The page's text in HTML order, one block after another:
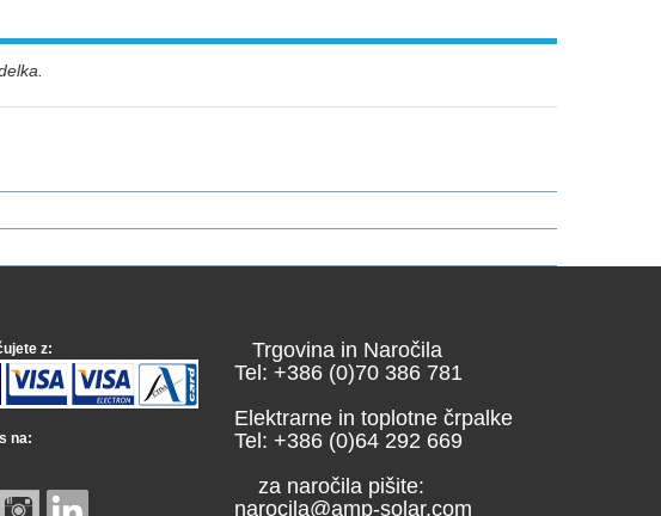
z:
na:
Trgovina in Naročila
Tel: +386 (0)70 386 781
Elektrarne in toplotne črpalke
Tel: +386 (0)64 292 669
za naročila pišite:
narocila@amp-solar.com